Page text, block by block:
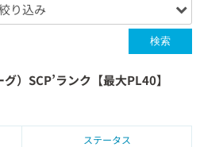
り込み
検索
）SCP’ランク【最大PL40】
ステータス